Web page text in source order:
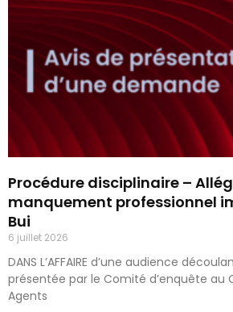
Procédure disciplinaire –
manquement professionnel
Bui
6 juillet 2026
DANS L’AFFAIRE d’une audience
présentée par le Comité d’enquête au
Agents